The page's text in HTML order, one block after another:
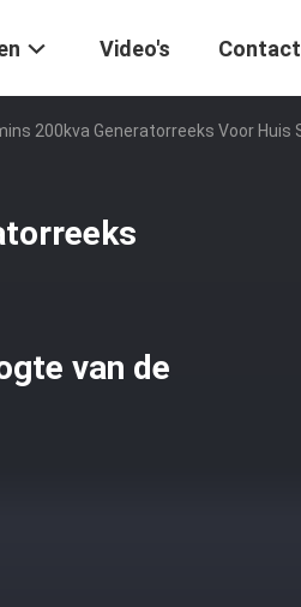
Video's
200kva Generatorreeks Voor
van de